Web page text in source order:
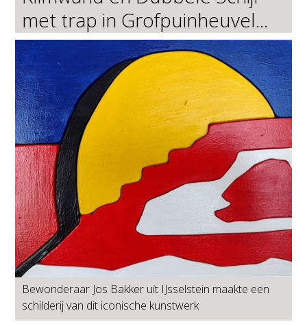
met trap in Grofpuinheuvel...
Bewonderaar Jos Bakker uit IJsselstein maakte een
schilderij van dit iconische kunstwerk